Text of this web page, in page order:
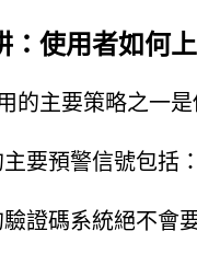
：使用者如何
的主要策略之一
要預警信號包括：
驗證碼系統絕不會